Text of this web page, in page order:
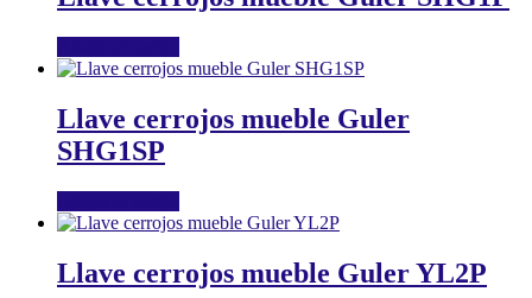
Llave cerrojos mueble Guler
SHG1SP
Llave cerrojos mueble Guler YL2P